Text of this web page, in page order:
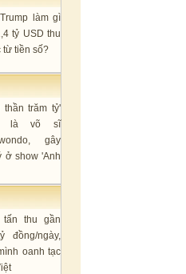
làm gì
tỷ USD thu
từ tiền số?
thần trăm tỷ'
là võ sĩ
gây
ở show 'Anh
tấn thu gần
đồng/ngày,
oanh tạc